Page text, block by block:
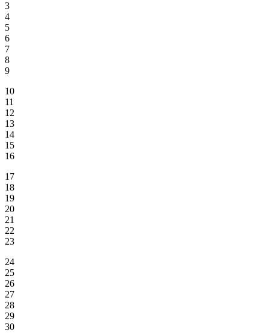
3
4
5
6
7
8
9
10
11
12
13
14
15
16
17
18
19
20
21
22
23
24
25
26
27
28
29
30